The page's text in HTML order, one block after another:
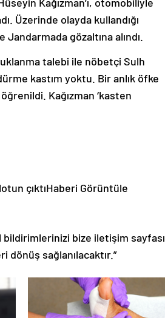
Üzerinde olayda kullandığı
gözaltına alındı.
talebi ile nöbetçi Sulh
kastım yoktu. Bir anlık öfke
Kağızman ‘kasten
çıktıHaberi Görüntüle
bize iletişim sayfası
sağlanılacaktır.”